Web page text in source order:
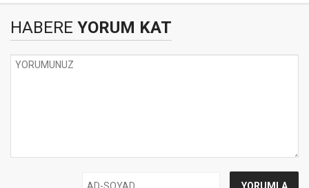
HABERE YORUM KAT